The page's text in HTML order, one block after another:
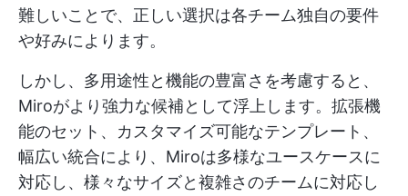
難しいことで、正しい選択は各チーム独自の要件
や好みによります。
しかし、多用途性と機能の豊富さを考慮すると、
Miroがより強力な候補として浮上します。拡張機
能のセット、カスタマイズ可能なテンプレート、
幅広い統合により、Miroは多様なユースケースに
対応し、様々なサイズと複雑さのチームに対応し